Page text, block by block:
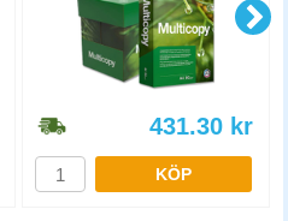
431.30 kr
KÖP